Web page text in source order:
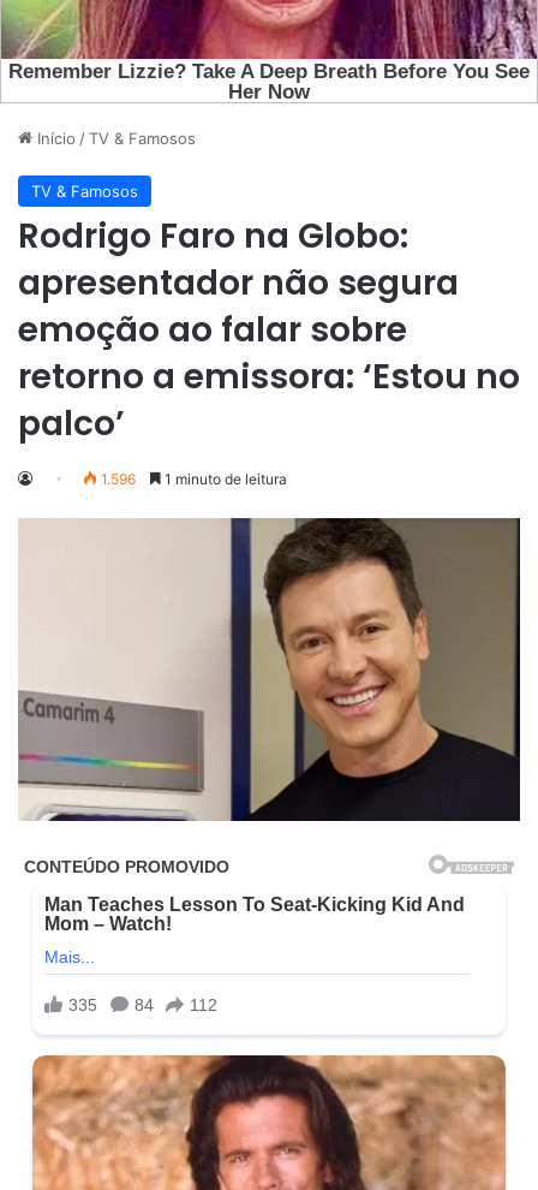
Início /TV & Famosos
TV & Famosos
Rodrigo Faro na Globo:
apresentador não segura
emoção ao falar sobre
retorno a emissora: ‘Estou no
palco’
1.596 1 minuto de leitura